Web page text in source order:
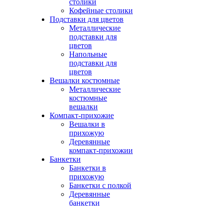
столики
Кофейные столики
Подставки для цветов
Металлические
подставки для
цветов
Напольные
подставки для
цветов
Вешалки костюмные
Металлические
костюмные
вешалки
Компакт-прихожие
Вешалки в
прихожую
Деревянные
компакт-прихожии
Банкетки
Банкетки в
прихожую
Банкетки с полкой
Деревянные
банкетки